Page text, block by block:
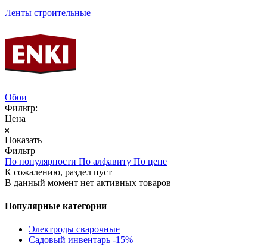
Ленты строительные
Обои
Фильтр:
Цена
Показать
Фильтр
По популярности По алфавиту По цене
К сожалению, раздел пуст
В данный момент нет активных товаров
Популярные категории
Электроды сварочные
Садовый инвентарь -15%